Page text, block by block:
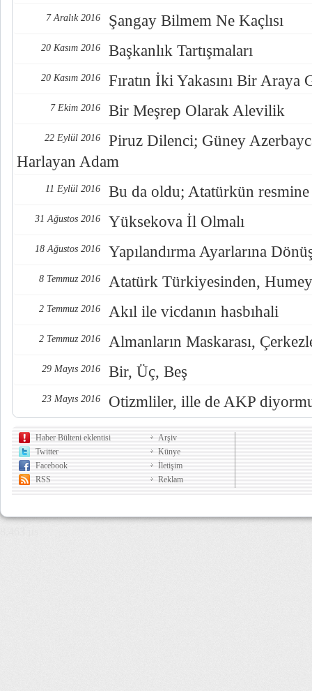
7 Aralık 2016 Şangay Bilmem Ne Kaçlısı
20 Kasım 2016 Başkanlık Tartışmaları
20 Kasım 2016 Fıratın İki Yakasını Bir Araya
7 Ekim 2016 Bir Meşrep Olarak Alevilik
22 Eylül 2016
Piruz Dilenci; Güney
Harlayan Adam
11 Eylül 2016 Bu da oldu; Atatürkün resmine
31 Ağustos 2016 Yüksekova İl Olmalı
18 Ağustos 2016 Yapılandırma Ayarlarına
8 Temmuz 2016 Atatürk Türkiyesinden,
2 Temmuz 2016 Akıl ile vicdanın hasbıhali
2 Temmuz 2016 Almanların Maskarası,
29 Mayıs 2016 Bir, Üç, Beş
23 Mayıs 2016 Otizmliler, ille de AKP
Haber Bülteni eklentisi
Twitter
Facebook
RSS
Arşiv
Künye
İletişim
Reklam